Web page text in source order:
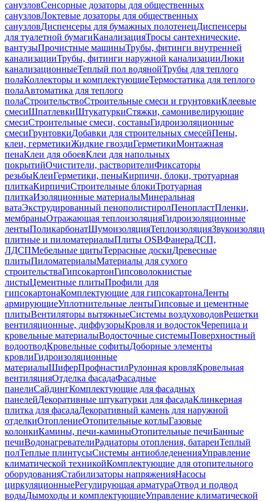
санузловСенсорные дозаторы для общественных
санузловЛоктевые дозаторы для общественных
санузловДиспенсеры для бумажных полотенецДиспенсеры
для туалетной бумагиКанализацияТросы сантехнические,
вантузыПрочистные машиныТрубы, фитинги внутренней
канализацииТрубы, фитинги наружной канализацииЛюки
канализационныеТеплый пол водянойТрубы для теплого
полаКоллекторы и комплектующиеТермостатика для теплого
полаАвтоматика для теплого
полаСтроительствоСтроительные смеси и грунтовкиКлеевые
смесиШпатлевкиШтукатуркиСтяжки, самонивелирующие
смесиСтроительные смеси, составыГидроизоляционные
смесиГрунтовкиДобавки для строительных смесейПены,
клеи, герметикиЖидкие гвоздиГерметикиМонтажная
пенаКлеи для обоевКлеи для напольных
покрытийОчистители, растворителиФиксаторы
резьбыКлеиГерметики, пеныКирпичи, блоки, тротуарная
плиткаКирпичиСтроительные блокиТротуарная
плиткаИзоляционные материалыМинеральная
ватаЭкструдированный пенополистиролПенопластПленки,
мембраныОтражающая теплоизоляцияГидроизоляционные
лентыПоликарбонатШумоизоляцияТеплоизоляция
плитные и пиломатериалыПлиты OSBФанераДСП,
ЛДСПМебельные щитыТеррасные доскиДревесные
плитыПиломатериалыМатериалы для сухого
строительстваГипсокартонГипсоволокнистые
листыЦементные плитыПрофили для
гипсокартонаКомплектующие для гипсокартонаЛенты
армирующиеУплотнительные лентыГипсовые и цементные
плитыВентиляторы вытяжныеСистемы воздуховодовРешетки
вентиляционные, диффузорыКровля и водостокЧерепица и
кровельные материалыВодосточные системыПоверхностный
водоотводКровельные софитыДоборные элементы
кровлиГидроизоляционные
материалыШиферПрофнастилРулонная кровляКровельная
вентиляцияОтделка фасадаФасадные
панелиСайдингКомплектующие для фасадных
панелейДекоративные штукатурки для фасадаКлинкерная
плитка для фасадаДекоративный камень для наружной
отделкиОтоплениеОтопительные котлыГазовые
колонкиКамины, печи-каминыОтопительные печиБанные
печиВодонагревателиРадиаторы отопления, батареиТеплый
полТеплые плинтусыСистемы антиобледененияУправление
климатической техникойКомплектующие для отопительного
оборудованияСтабилизаторы напряженияНасосы
циркуляционныеРегулирующая арматураОтвод и подвод
водыДымоходы и комплектующиеУправление климатической